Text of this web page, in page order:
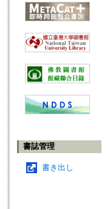
書誌管理
書き出し